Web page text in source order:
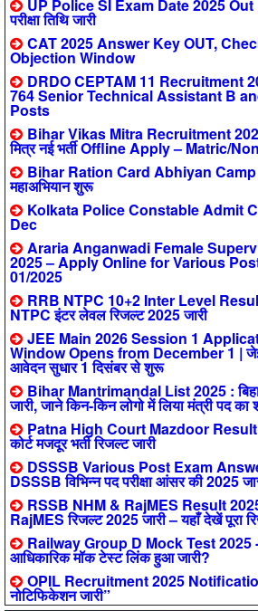
UP Police SI Exam Date 2025 Out |
परीक्षा तिथि जारी
CAT 2025 Answer Key OUT,
Objection Window
DRDO CEPTAM 11 Recruitment
764 Senior Technical Assistant B
Posts
Bihar Vikas Mitra Recruitment
मित्र नई भर्ती Offline Apply – Matric/
Bihar Ration Card Abhiyan Camp
महाअभियान शुरू
Kolkata Police Constable Admit
Dec
Araria Anganwadi Female
2025 – Apply Online for Various
01/2025
RRB NTPC 10+2 Inter Level
NTPC इंटर लेवल रिजल्ट 2025 जारी
JEE Main 2026 Session 1
Window Opens from December 1 |
आवेदन सुधार 1 दिसंबर से शुरू
Bihar Mantrimandal List 2025 :
जारी, जाने किन-किन लोगो में लिया मंत्री पद
Patna High Court Mazdoor Result
कोर्ट मजदूर भर्ती रिजल्ट जारी
DSSSB Various Post Exam
DSSSB विभिन्न पद परीक्षा आंसर की 2025
RSSB NHM & RajMES Result
RajMES रिजल्ट 2025 जारी – यहाँ देखें पूरा
Railway Group D Mock Test 2025
आधिकारिक मॉक टेस्ट लिंक हुआ जारी?
OPIL Recruitment 2025
नोटिफिकेशन जारी”